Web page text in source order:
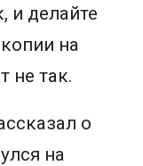
и делайте
на
не так.
о
на